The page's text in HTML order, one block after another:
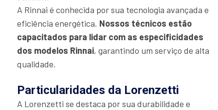
A Rinnai é conhecida por sua tecnologia avançada e
eficiência energética. Nossos técnicos estão
capacitados para lidar com as especificidades
dos modelos Rinnai, garantindo um serviço de alta
qualidade.
Particularidades da Lorenzetti
A Lorenzetti se destaca por sua durabilidade e